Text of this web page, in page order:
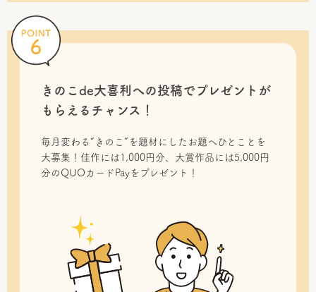
きのこde大喜利への投稿でプレゼントが
もらえるチャンス！
毎月変わる“きのこ”を題材にしたお題へひとことを
大募集！佳作には1,000円分、大賞作品には5,000円
分のQUOカードPayをプレゼント！